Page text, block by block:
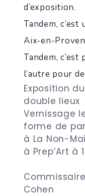
d’exposition.
Tandem,
Aix-en-
Tandem, c’est
l’autre pour
Exposition
double lieux
Vernissage
forme de
à La Non-
à Prep’Art à
Cohen